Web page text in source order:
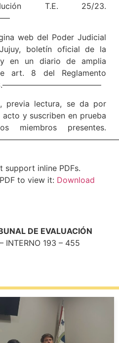
T.E. 25/23.
web del Poder Judicial
boletín oficial de la
en un diario de amplia
art. 8 del Reglamento
23.————————————–
previa lectura, se da por
y suscriben en prueba
miembros presentes.
support inline PDFs.
to view it: Download
DE EVALUACIÓN
INTERNO 193 – 455